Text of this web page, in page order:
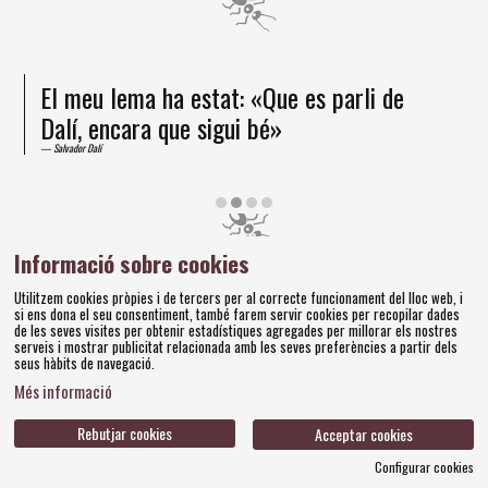
El meu lema ha estat: «Que es parli de
Dalí, encara que sigui bé»
Salvador Dalí
Figueres
Tel. 972 677 520 |amics@fundaciodali.org
Sitemap | Avís Legal
Contacteu | Bases concursos
Informació sobre cookies
Utilitzem cookies pròpies i de tercers per al correcte funcionament del lloc web, i
si ens dona el seu consentiment, també farem servir cookies per recopilar dades
de les seves visites per obtenir estadístiques agregades per millorar els nostres
serveis i mostrar publicitat relacionada amb les seves preferències a partir dels
seus hàbits de navegació.
Més informació
Acceptar cookies
Rebutjar cookies
Configurar cookies